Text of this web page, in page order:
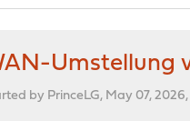
Umstellung
by PrinceLG, May 07,